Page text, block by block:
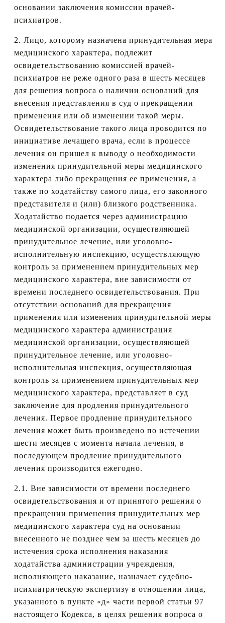
основании заключения комиссии врачей-
психиатров.
2. Лицо, которому назначена принудительная мера
медицинского характера, подлежит
освидетельствованию комиссией врачей-
психиатров не реже одного раза в шесть месяцев
для решения вопроса о наличии оснований для
внесения представления в суд о прекращении
применения или об изменении такой меры.
Освидетельствование такого лица проводится по
инициативе лечащего врача, если в процессе
лечения он пришел к выводу о необходимости
изменения принудительной меры медицинского
характера либо прекращения ее применения, а
также по ходатайству самого лица, его законного
представителя и (или) близкого родственника.
Ходатайство подается через администрацию
медицинской организации, осуществляющей
принудительное лечение, или уголовно-
исполнительную инспекцию, осуществляющую
контроль за применением принудительных мер
медицинского характера, вне зависимости от
времени последнего освидетельствования. При
отсутствии оснований для прекращения
применения или изменения принудительной меры
медицинского характера администрация
медицинской организации, осуществляющей
принудительное лечение, или уголовно-
исполнительная инспекция, осуществляющая
контроль за применением принудительных мер
медицинского характера, представляет в суд
заключение для продления принудительного
лечения. Первое продление принудительного
лечения может быть произведено по истечении
шести месяцев с момента начала лечения, в
последующем продление принудительного
лечения производится ежегодно.
2.1. Вне зависимости от времени последнего
освидетельствования и от принятого решения о
прекращении применения принудительных мер
медицинского характера суд на основании
внесенного не позднее чем за шесть месяцев до
истечения срока исполнения наказания
ходатайства администрации учреждения,
исполняющего наказание, назначает судебно-
психиатрическую экспертизу в отношении лица,
указанного в пункте «д» части первой статьи 97
настоящего Кодекса, в целях решения вопроса о